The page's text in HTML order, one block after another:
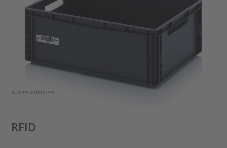
Kuvan kaltainen
RFID